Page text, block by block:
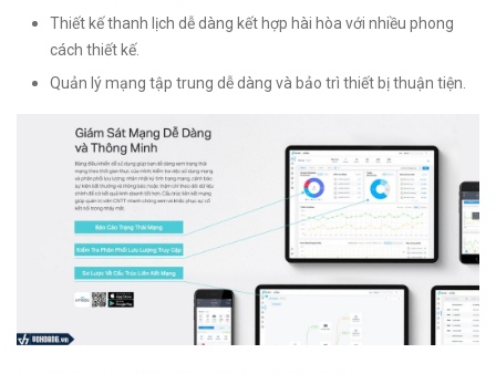
Thiết kế thanh lịch dễ dàng kết hợp hài hòa với nhiều phong
cách thiết kế.
Quản lý mạng tập trung dễ dàng và bảo trì thiết bị thuận tiện.